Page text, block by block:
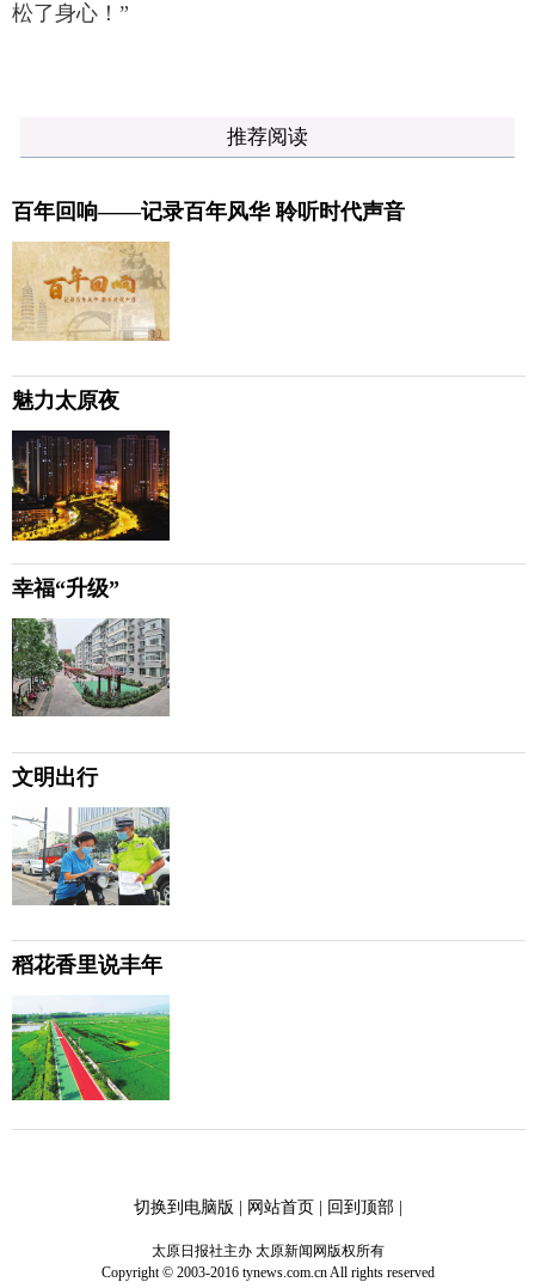
松了身心！”
推荐阅读
百年回响——记录百年风华 聆听时代声音
魅力太原夜
幸福“升级”
文明出行
稻花香里说丰年
切换到电脑版 | 网站首页| 回到顶部|
太原日报社主办 太原新闻网版权所有
Copyright © 2003-2016 tynews.com.cn All rights reserved